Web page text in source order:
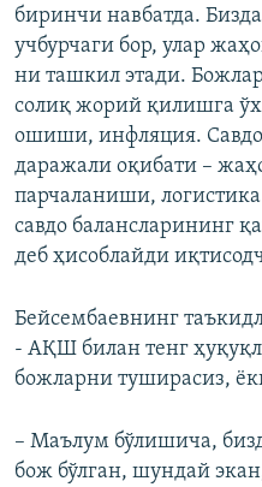
биринчи навбатда.
учбурчаги бор, улар
ни ташкил этади.
солиқ жорий қилишга
ошиши, инфляция.
даражали оқибати –
парчаланиши,
савдо балансларининг
деб ҳисоблайди
Бейсембаевнинг
- АҚШ билан тенг
божларни туширасиз,
– Маълум бўлишича,
бож бўлган, шундай